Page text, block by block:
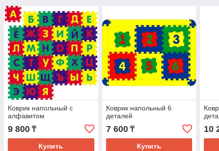
Коврик напольный с
алфавитом
9 800 ₸
Купить
Коврик напольный 6
деталей
7 600₸
Купить
10